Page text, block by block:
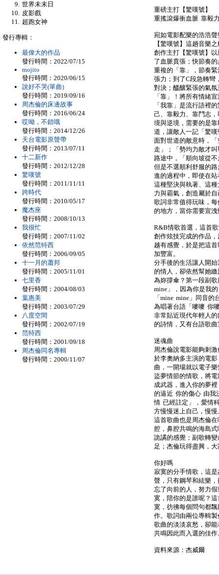
重磅主打【驚嘆號】
重搖滾爆衝血脈 靠毅
宛如電影配樂的浩浩
【驚嘆號】這趟音樂
創作主打【驚嘆號】
了血脈賁張；快節奏
重複的「靠」，節奏
張力；到了C段急轉彎
對決；醞釀緊張的氣
「靠」！將所有情緒
「我靠」是流行語裡
己、靠毅力、靠鬥志
境與逆境，需要的是
道，讓敵人一記「驚嘆
面對世道的敵意時，
走」；「勢均力敵才
路途中，「順向坡從
但是不選順利舒服的
進的過程中，即使在
這種堅決與執著、這
力與霸氣，創造屬於
歌詞非常值得玩味，
的地方，當你需要宣
R&B情歌首選，這首
創作炫技完成的作品
越有感覺，於是把這
加豐富。
分手後的生活讓人開
的情人，卻依然幫她
為妳撐傘？第一段副
mine」，因為你是我
「mine mine」同音
為唱著台語「嘜嘜 你
非常貼近現代年輕人
的詩情，又有台語歌
迷魂曲
周杰倫說電影能夠刺
於李奧納多主演的電
曲，一開場就以電子
盜夢情節的情歌，將
成武器，進入你的夢
的逼近 你的傷心 由我
情 已經註定」，愛情
方慢慢迷上自己，慢
這首歌曲也是周杰倫
腔，鼻腔共鳴的海島
詭譎的感覺；副歌轉
足；杰倫玩得盡興，
你好嗎
寂寞的分手情歌，這
聲，只有鋼琴和絃樂
忘了向前的人，努力
寞，陪你的是誰呢？
寞，彷彿每個問句都
作。歌詞由兩位專輯
歌曲的淡淡哀愁，卻
共鳴因此而入選的佳作
資料來源：杰威爾
世界未末日
皮影戲
超跑女神
發行專輯：
最偉大的作品
發行時間：2022/07/15
mojito
發行時間：2020/06/15
說好不哭(單曲)
發行時間：2019/09/16
周杰倫的床邊故事
發行時間：2016/06/24
哎呦，不錯哦
發行時間：2014/12/26
天台電影原聲帶
發行時間：2013/07/11
十二新作
發行時間：2012/12/28
驚嘆號
發行時間：2011/11/11
跨時代
發行時間：2010/05/17
魔杰座
發行時間：2008/10/13
我很忙
發行時間：2007/11/02
依然范特西
發行時間：2006/09/05
十一月的蕭邦
發行時間：2005/11/01
七里香
發行時間：2004/08/03
葉惠美
發行時間：2003/07/29
八度空間
發行時間：2002/07/19
范特西
發行時間：2001/09/18
周杰倫同名專輯
發行時間：2000/11/07